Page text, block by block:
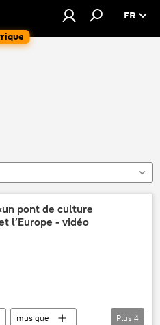
FR
pont de culture
l’Europe - vidéo
musique
Plus 4